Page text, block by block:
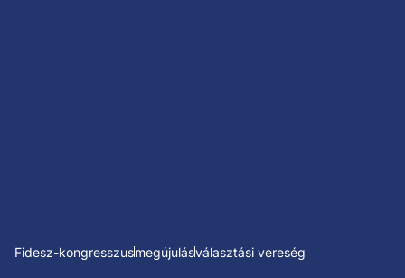
Fidesz-kongresszusmegújulásválasztási vereség